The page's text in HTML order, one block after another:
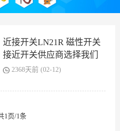
近接开关LN21R 磁性开关
接近开关供应商选择我们
2368天前 (02-12)
1页/1条